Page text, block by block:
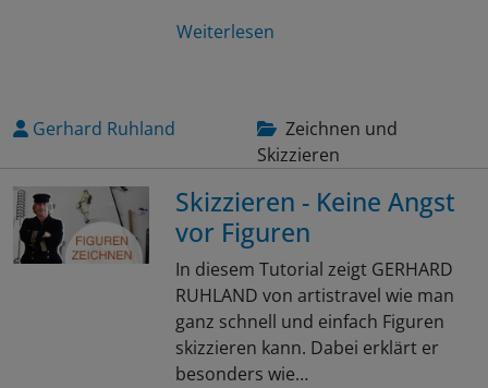
Weiterlesen
Gerhard Ruhland
Zeichnen und
Skizzieren
Skizzieren - Keine Angst
vor Figuren
In diesem Tutorial zeigt GERHARD
RUHLAND von artistravel wie man
ganz schnell und einfach Figuren
skizzieren kann. Dabei erklärt er
besonders wie…